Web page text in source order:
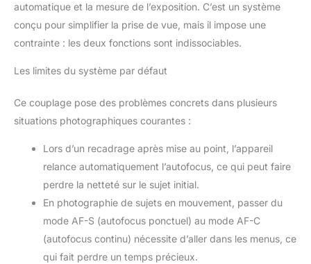
automatique et la mesure de l’exposition. C’est un système
conçu pour simplifier la prise de vue, mais il impose une
contrainte : les deux fonctions sont indissociables.
Les limites du système par défaut
Ce couplage pose des problèmes concrets dans plusieurs
situations photographiques courantes :
Lors d’un recadrage après mise au point, l’appareil
relance automatiquement l’autofocus, ce qui peut faire
perdre la netteté sur le sujet initial.
En photographie de sujets en mouvement, passer du
mode AF-S (autofocus ponctuel) au mode AF-C
(autofocus continu) nécessite d’aller dans les menus, ce
qui fait perdre un temps précieux.